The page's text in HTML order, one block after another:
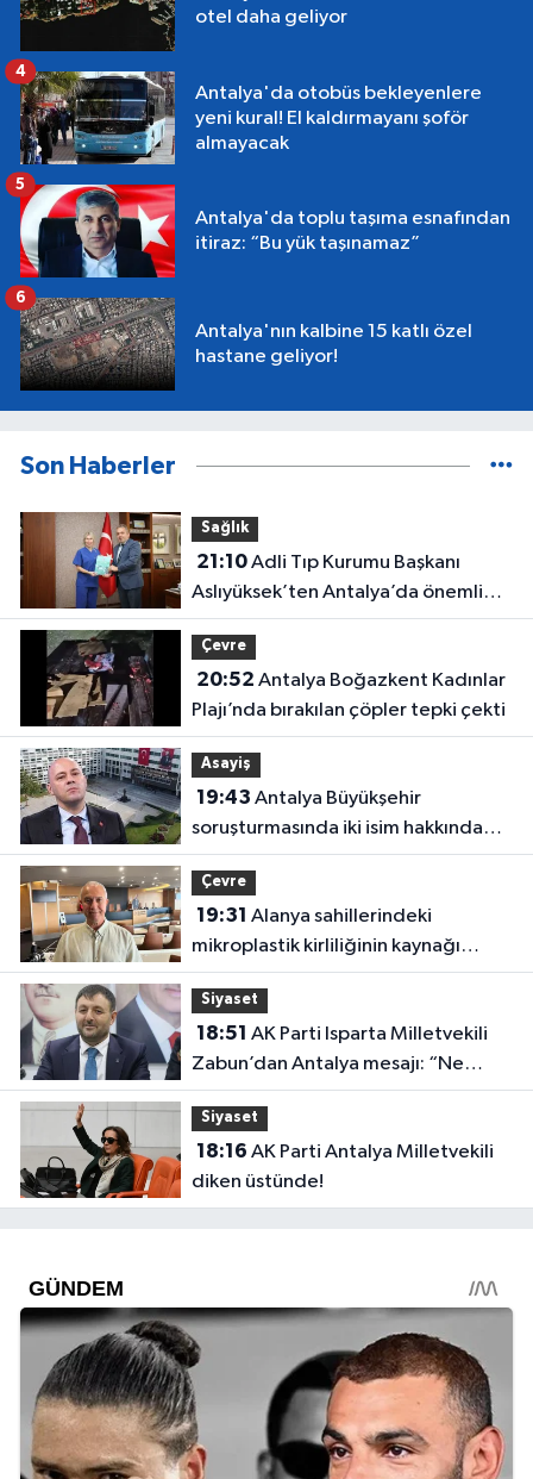
otel daha geliyor
Antalya'da otobüs bekleyenlere
yeni kural! El kaldırmayanı şoför
almayacak
4
Antalya'da toplu taşıma esnafından
itiraz: “Bu yük taşınamaz”
5
Antalya'nın kalbine 15 katlı özel
hastane geliyor!
6
Son Haberler
Sağlık
21:10Adli Tıp Kurumu Başkanı
Aslıyüksek’ten Antalya’da önemli
ziyaret
Çevre
20:52
Plajı’nda bırakılan çöpler tepki çekti
Asayiş
19:43
soruşturmasında iki isim hakkında
yeni karar
Çevre
19:31
mikroplastik kirliliğinin kaynağı
açıklandı
Siyaset
18:51
Zabun’dan Antalya mesajı: “Ne
dediysek o”
Siyaset
18:16
diken üstünde!